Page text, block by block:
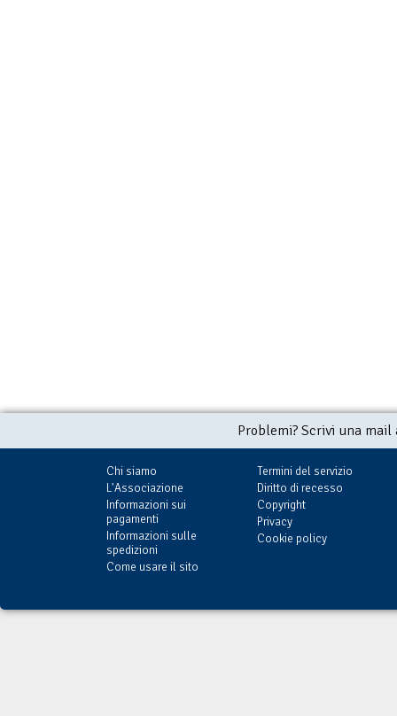
Problemi? Scrivi una
Chi siamo
L'Associazione
Informazioni sui
pagamenti
Informazioni sulle
spedizioni
Come usare il sito
Termini del servizio
Diritto di recesso
Copyright
Privacy
Cookie policy